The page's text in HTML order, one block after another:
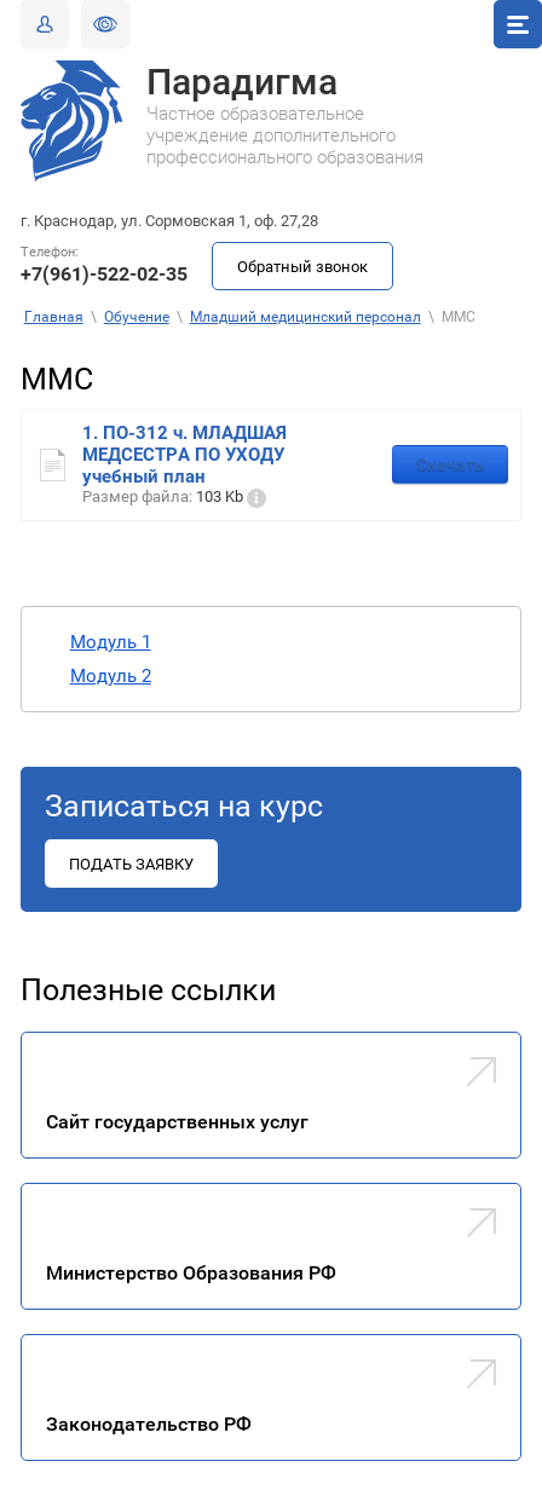
Парадигма
Частное образовательное
учреждение дополнительного
профессионального образования
г. Краснодар, ул. Сормовская 1, оф. 27,28
Телефон:
+7(961)-522-02-35 Обратный звонок
Главная \ Обучение \ Младший медицинский персонал \ ММС
ММС
1. ПО-312 ч. МЛАДШАЯ
МЕДСЕСТРА ПО УХОДУ
учебный план
Размер файла: 103 Kb
Скачать
Модуль 1
Модуль 2
Записаться на курс
ПОДАТЬ ЗАЯВКУ
Полезные ссылки
Сайт го­сударс­твен­ных ус­луг
Министерство Образования РФ
Законодательство РФ